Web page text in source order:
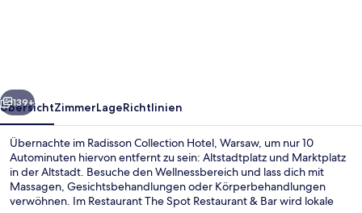
Weiter
139+
ÜbersichtZimmerLageRichtlinien
Übernachte im Radisson Collection Hotel, Warsaw, um nur 10
Autominuten hiervon entfernt zu sein: Altstadtplatz und Marktplatz
in der Altstadt. Besuche den Wellnessbereich und lass dich mit
Massagen, Gesichtsbehandlungen oder Körperbehandlungen
verwöhnen. Im Restaurant The Spot Restaurant & Bar wird lokale